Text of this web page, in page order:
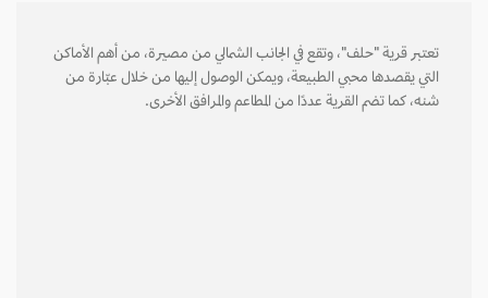
تعتبر قرية "حلف"، وتقع في الجانب الشمالي من مصيرة، من أهم الأماكن
التي يقصدها محبي الطبيعة، ويمكن الوصول إليها من خلال عبّارة من
شنه، كما تضم القرية عددًا من المطاعم والمرافق الأخرى.